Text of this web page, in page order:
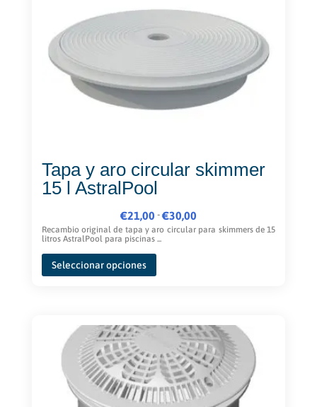
Tapa y aro circular skimmer
15 l AstralPool
€21,00 -€30,00
Rango
de
Recambio original de tapa y aro circular para skimmers de 15
litros AstralPool para piscinas ...
Seleccionar opciones
Este
Las
opciones
se
pueden
elegir